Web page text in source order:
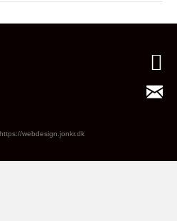
https://webdesign.jonkr.dk